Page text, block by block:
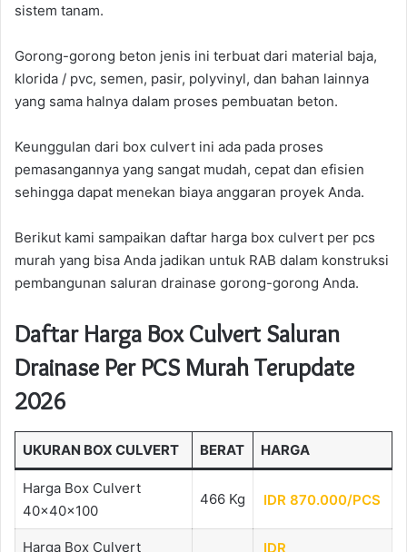
sistem tanam.
Gorong-gorong beton jenis ini terbuat dari material baja,
klorida / pvc, semen, pasir, polyvinyl, dan bahan lainnya
yang sama halnya dalam proses pembuatan beton.
Keunggulan dari box culvert ini ada pada proses
pemasangannya yang sangat mudah, cepat dan efisien
sehingga dapat menekan biaya anggaran proyek Anda.
Berikut kami sampaikan daftar harga box culvert per pcs
murah yang bisa Anda jadikan untuk RAB dalam konstruksi
pembangunan saluran drainase gorong-gorong Anda.
Daftar Harga Box Culvert Saluran
Drainase Per PCS Murah Terupdate
2026
UKURAN BOX CULVERT BERAT HARGA
Harga Box Culvert
40x40x100
466 Kg IDR 870.000/PCS
Harga Box Culvert IDR